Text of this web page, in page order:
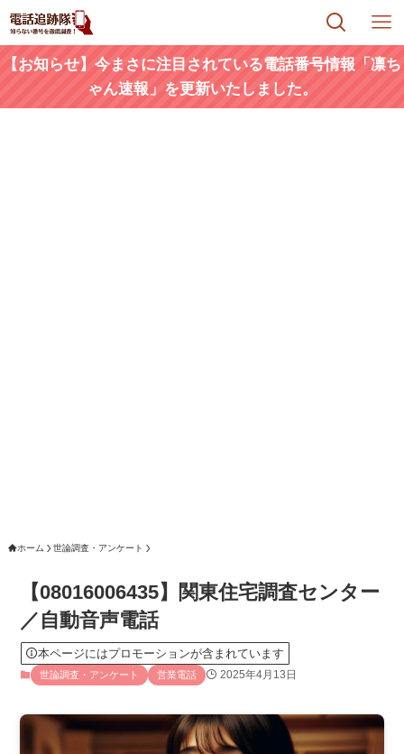
【お知らせ】今まさに注目されている電話番号情報「凛ち
ゃん速報」を更新いたしました。
ホーム 世論調査・アンケート
【08016006435】関東住宅調査センター
／自動音声電話
本ページにはプロモーションが含まれています
世論調査・アンケート 営業電話 2025年4月13日